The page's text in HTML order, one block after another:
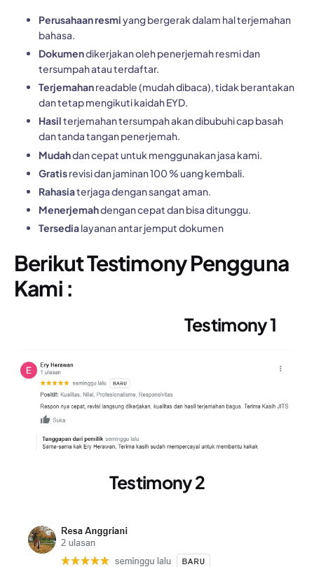
Perusahaan resmiyang bergerak dalam hal terjemahan
bahasa.
Dokumendikerjakan oleh penerjemah resmi dan
tersumpah atau terdaftar.
Terjemahanreadable (mudah dibaca), tidak berantakan
dan tetap mengikuti kaidah EYD.
Hasilterjemahan tersumpah akan dibubuhi cap basah
dan tanda tangan penerjemah.
Mudahdan cepat untuk menggunakan jasa kami.
Gratisrevisi dan jaminan 100 % uang kembali.
Rahasiaterjaga dengan sangat aman.
Menerjemahdengan cepat dan bisa ditunggu.
Tersedialayanan antar jemput dokumen
Berikut Testimony Pengguna
Kami :
Testimony 1
Testimony 2